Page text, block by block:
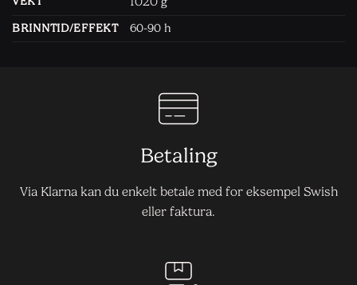
BRINNTID/EFFEKT
60-90 h
Betaling
Via Klarna kan du enkelt betale med for eksempel Swish
eller faktura.